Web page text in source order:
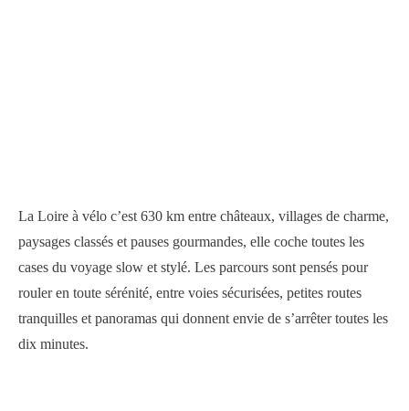
La Loire à vélo c’est 630 km entre châteaux, villages de charme,
paysages classés et pauses gourmandes, elle coche toutes les
cases du voyage slow et stylé. Les parcours sont pensés pour
rouler en toute sérénité, entre voies sécurisées, petites routes
tranquilles et panoramas qui donnent envie de s’arrêter toutes les
dix minutes.